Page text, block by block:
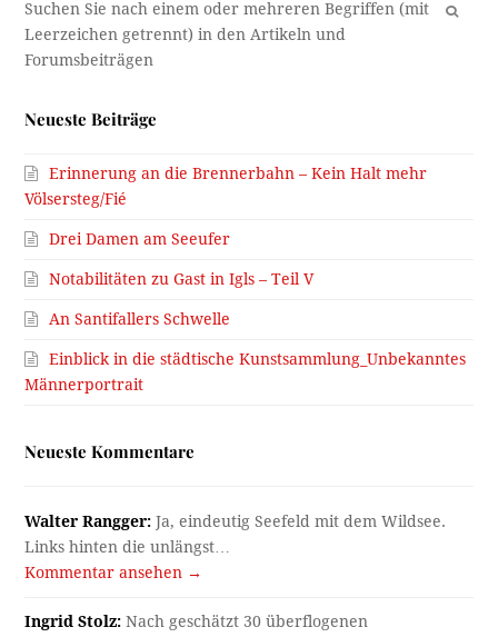
OK
Neueste Beiträge
Erinnerung an die Brennerbahn – Kein Halt mehr
Völsersteg/Fié
Drei Damen am Seeufer
Notabilitäten zu Gast in Igls – Teil V
An Santifallers Schwelle
Einblick in die städtische Kunstsammlung_Unbekanntes
Männerportrait
Neueste Kommentare
Walter Rangger: Ja, eindeutig Seefeld mit dem Wildsee.
Links hinten die unlängst…
Kommentar ansehen →
Ingrid Stolz: Nach geschätzt 30 überflogenen